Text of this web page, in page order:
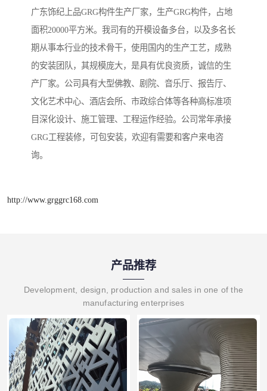
广东饰纪上品GRG构件生产厂家，生产GRG构件，占地
面积20000平方米。我司有的开模设备多台，以及多名长
期从事本行业的技术骨干，使用国内的生产工艺，成熟
的安装团队，其规模庞大，是具有优良资质，诚信的生
产厂家。公司具有大型佛教、剧院、音乐厅、报告厅、
文化艺术中心、酒店会所、市政综合体等各种高标准项
目深化设计、施工管理、工程运作经验。公司常年承接
GRG工程装修，可包安装，欢迎有需要和客户来电咨
询。
http://www.grggrc168.com
产品推荐
Development, design, production and sales in one of the
manufacturing enterprises